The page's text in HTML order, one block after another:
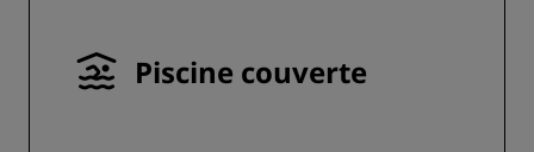
Piscine couverte